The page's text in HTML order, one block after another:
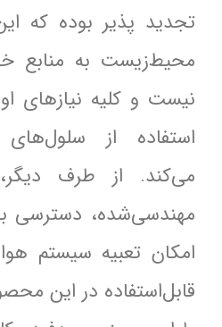
تجدید پذیر بوده که
محیط‌زیست به منابع
نیست و کلیه نیاز‌های
استفاده از
می‌کند. از طرف دیگر،
مهندسی‌شده، دسترسی
امکان تعبیه سیستم
قابل‌استفاده در این